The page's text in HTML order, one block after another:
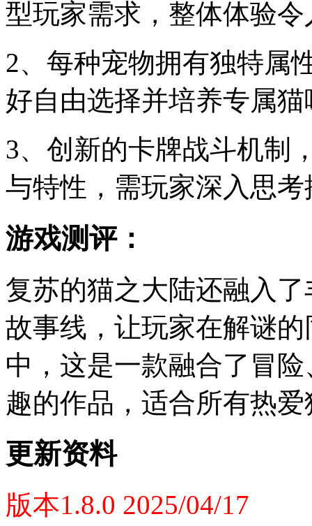
型玩家需求，整体体验
2、每种宠物拥有独特属
好自由选择并培养专属猫
3、创新的卡牌战斗机制
与特性，需玩家深入思
游戏测评：
复苏的猫之大陆还融入
故事线，让玩家在解谜
中，这是一款融合了冒
趣的作品，适合所有热
更新资料
版本1.8.0 2025/04/17